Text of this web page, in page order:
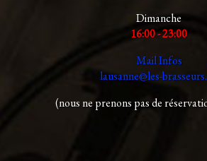
Dimanche
16:00 - 23:00
Mail Infos
lausanne@les-
(nous ne prenons pas de